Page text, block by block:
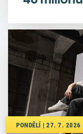
PONDĚLÍ | 27. 7. 2026